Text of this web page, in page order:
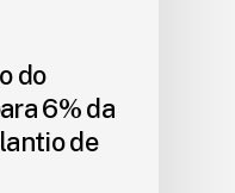
do
6% da
de